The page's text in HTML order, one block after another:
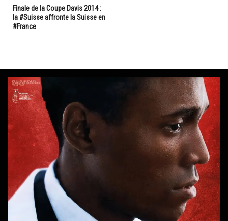
Finale de la Coupe Davis 2014 :
la #Suisse affronte la Suisse en
#France